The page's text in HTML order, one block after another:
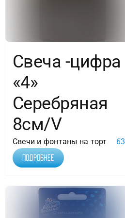
Свеча -цифра
«4»
Серебряная
8см/V
Свечи и фонтаны на торт 63
Подробнее